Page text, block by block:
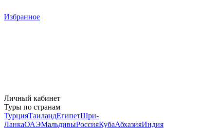
Избранное
Личный кабинет
Туры по странам
ТурцияТаиландЕгипетШри-
ЛанкаОАЭМальдивыРоссияКубаАбхазияИндия